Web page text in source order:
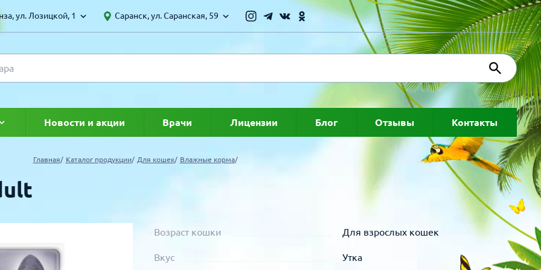
ул. Лозицкой, 1 Саранск, ул. Саранская, 59
Новости и акции Врачи Лицензии Блог Отзывы Контакты
Главная Каталог продукции Для кошек Влажные корма
Возраст кошки Для взрослых кошек
Вкус Утка